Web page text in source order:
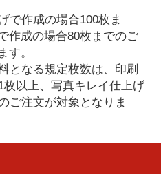
で作成の場合100枚ま
作成の場合80枚までのご
す。
となる規定枚数は、印刷
以上、写真キレイ仕上げ
ご注文が対象となりま